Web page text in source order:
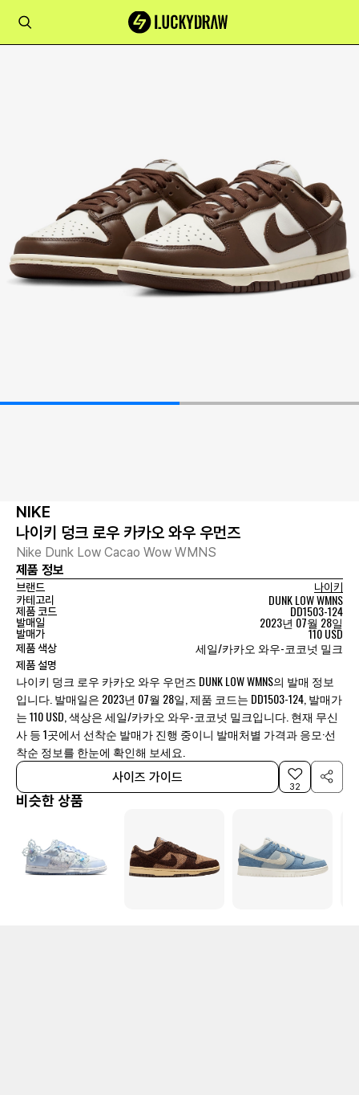
NIKE
나이키 덩크 로우 카카오 와우 우먼즈
Nike Dunk Low Cacao Wow WMNS
제품 정보
브랜드
나이키
카테고리
DUNK LOW WMNS
제품 코드 DD1503-124
발매일 2023년 07월 28일
발매가 110 USD
제품 색상 세일/카카오 와우-코코넛 밀크
제품 설명
나이키 덩크 로우 카카오 와우 우먼즈 DUNK LOW WMNS의 발매 정보
입니다. 발매일은 2023년 07월 28일, 제품 코드는 DD1503-124, 발매가
는 110 USD, 색상은 세일/카카오 와우-코코넛 밀크입니다. 현재 무신
사 등 1곳에서 선착순 발매가 진행 중이니 발매처별 가격과 응모·선
착순 정보를 한눈에 확인해 보세요.
사이즈 가이드
32
비슷한 상품